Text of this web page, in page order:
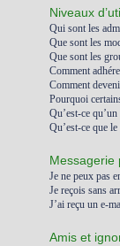
Niveaux
Qui sont les
Que sont les
Que sont les
Comment
Comment
Pourquoi
Qu’est-ce
Qu’est-ce que
Messagerie
Je ne peux pas
Je reçois sans
J’ai reçu un e-
Amis et